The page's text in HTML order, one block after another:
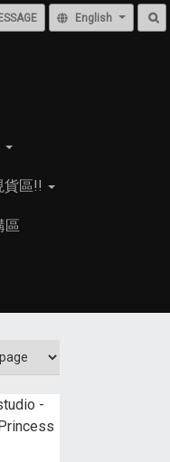
English
貨區!!
區